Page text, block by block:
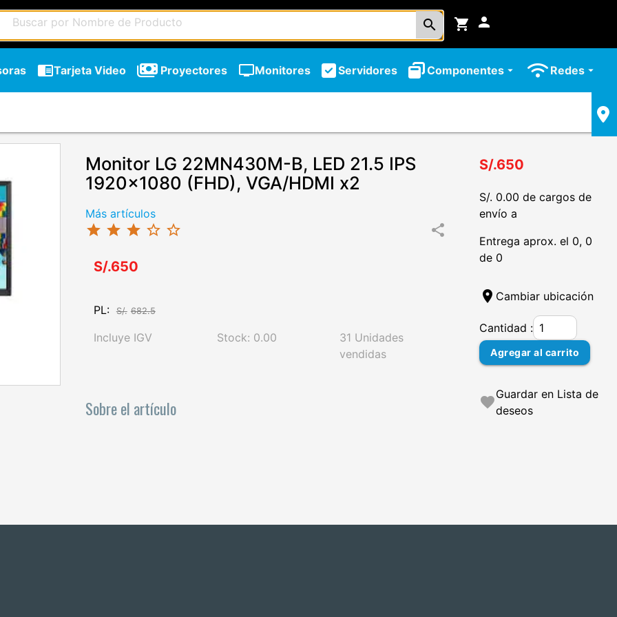
search shopping_cart person
chrome_reader_modeTarjeta Video Proyectores tvMonitores Servidores Componentesarrow_drop_down Redes arrow_drop_down
Monitor LG 22MN430M-B, LED 21.5 IPS
1920x1080 (FHD), VGA/HDMI x2
Más artículos
star star star star_border star_border share
S/.650
PL: S/. 682.5
Incluye IGV Stock: 0.00
31 Unidades
vendidas
Sobre el artículo
S/.650
S/. 0.00 de cargos de
envío a
Entrega aprox. el 0, 0
de 0
location_on Cambiar ubicación
Cantidad :
Agregar al carrito
favoriteGuardar en Lista de
deseos